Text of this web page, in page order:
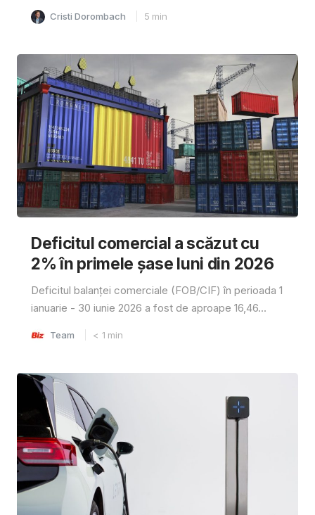
Cristi Dorombach 5 min
Deficitul comercial a scăzut cu
2% în primele șase luni din 2026
Deficitul balanței comerciale (FOB/CIF) în perioada 1
ianuarie - 30 iunie 2026 a fost de aproape 16,46...
Team < 1 min